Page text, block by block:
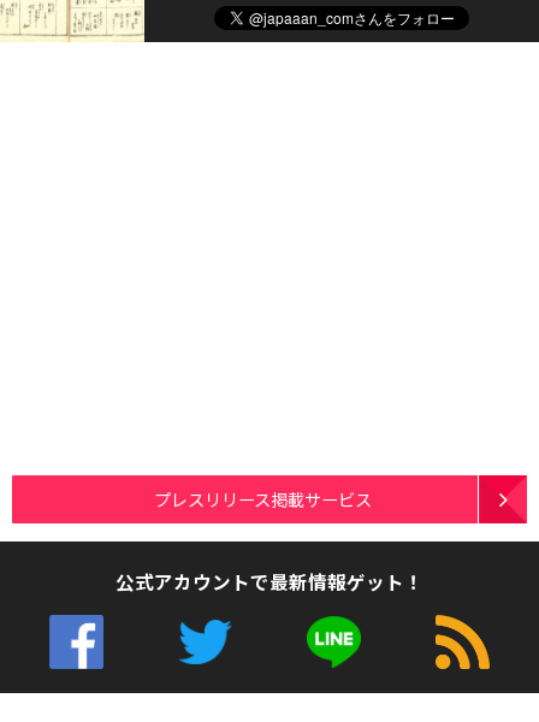
プレスリリース掲載サービス
公式アカウントで最新情報ゲット！